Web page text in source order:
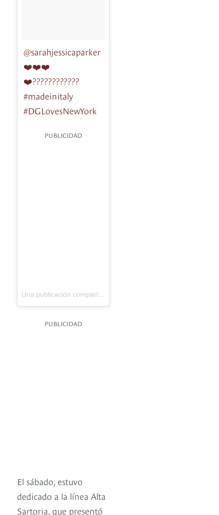
@sarahjessicaparker
❤️❤️❤️
❤️????????????
#madeinitaly
#DGLovesNewYork
PUBLICIDAD
PUBLICIDAD
El sábado, estuvo
dedicado a la línea Alta
Sartoria, que presentó